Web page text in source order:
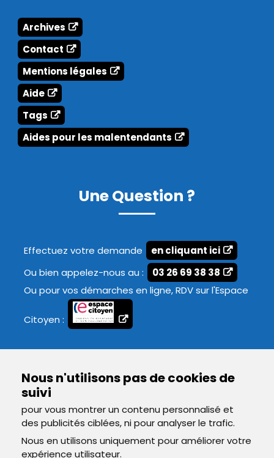
Nous n'utilisons pas de cookies de
suivi
pour vous montrer un contenu personnalisé et
des publicités ciblées, ni pour analyser le trafic.
Nous en utilisons uniquement pour améliorer votre
expérience utilisateur.
Archives
Contact
Mentions légales
Aide
Tags
Aides pour les malentendants
Une Question ?
Effectuez votre demande
en cliquant ici
Ou bien appelez-nous au :
03 26 69 38 38
Ou pour vos démarches en ligne, RDV sur l'Espace
Citoyen :